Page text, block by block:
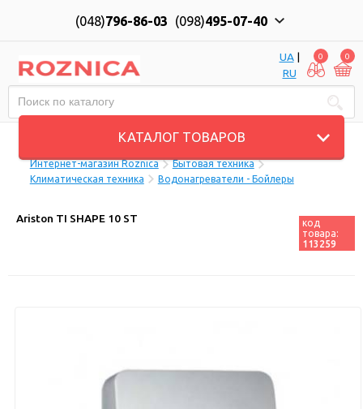
(048)796-86-03 (098)495-07-40
UA|
RU
0 0
КАТАЛОГ ТОВАРОВ
Интернет-магазин Roznica
Бытовая техника
Климатическая техника
Водонагреватели - Бойлеры
Ariston TI SHAPE 10 ST
код
товара:
113259